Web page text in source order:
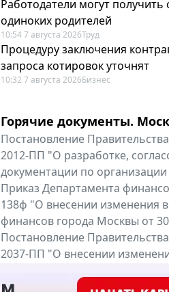
Работодатели могут получить
одиноких родителей
10:54 7 августа 2026Труд
Процедуру заключения
запроса котировок уточнят
10:32 7 августа 2026Бизнес
Горячие документы.
Постановление
2012-ПП "О разработке,
документации по
Приказ Департамента
138ф "О внесении изменения
финансов города Москвы от
Постановление
2037-ПП "О внесении
Правительства Москвы от 26
Все региональные документы